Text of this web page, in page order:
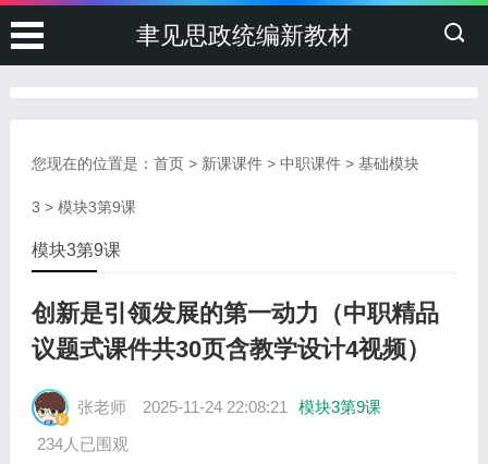
聿见思政统编新教材
您现在的位置是： 首页> 新课课件> 中职课件> 基础模块
3 > 模块3第9课
模块3第9课
创新是引领发展的第一动力（中职精品
议题式课件共30页含教学设计4视频）
张老师 2025-11-24 22:08:21
模块3第9课
234人已围观